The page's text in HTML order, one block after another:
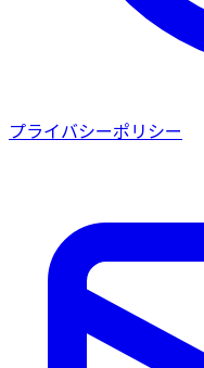
プライバシーポリシー